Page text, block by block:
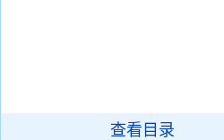
查看目录